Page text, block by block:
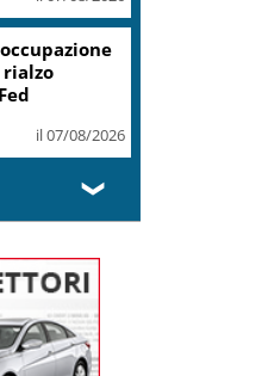
visita in
su grazia,
❯